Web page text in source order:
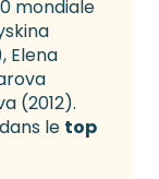
mondiale
Elena
(2012).
le top